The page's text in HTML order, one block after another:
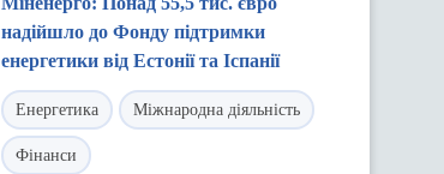
надійшло до Фонду підтримки
енергетики від Естонії та Іспанії
Енергетика Міжнародна діяльність
Фінанси